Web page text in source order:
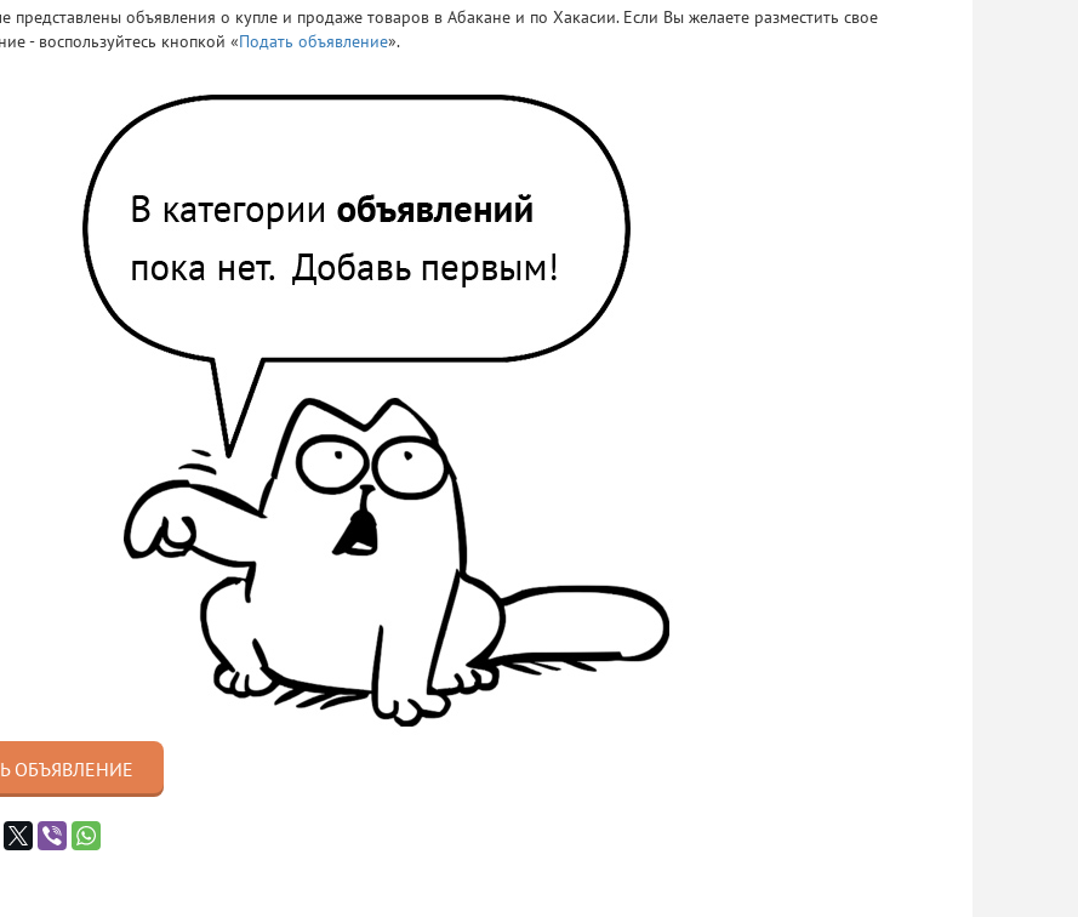
представлены объявления о купле и продаже товаров в Абакане и по Хакасии. Если Вы желаете разместить свое
- воспользуйтесь кнопкой «Подать объявление».
ОБЪЯВЛЕНИЕ